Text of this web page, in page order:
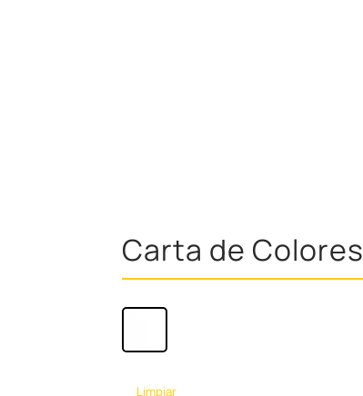
Carta de Colores
Limpiar